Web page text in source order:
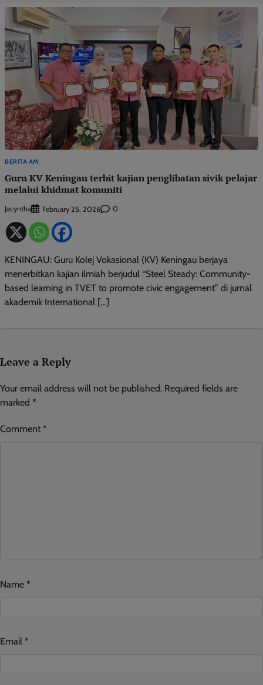
BERITA AM
Guru KV Keningau terbit kajian penglibatan sivik pelajar
melalui khidmat komuniti
Jacyntha February 25, 2026 0
KENINGAU: Guru Kolej Vokasional (KV) Keningau berjaya
menerbitkan kajian ilmiah berjudul “Steel Steady: Community-
based learning in TVET to promote civic engagement” di jurnal
akademik International […]
Leave a Reply
Your email address will not be published. Required fields are
marked *
Comment *
Name *
Email *